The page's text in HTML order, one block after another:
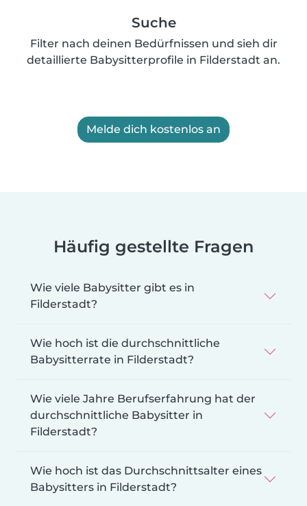
Suche
Filter nach deinen Bedürfnissen und sieh dir
detaillierte Babysitterprofile in Filderstadt an.
Melde dich kostenlos an
Häufig gestellte Fragen
Wie viele Babysitter gibt es in
Filderstadt?
Wie hoch ist die durchschnittliche
Babysitterrate in Filderstadt?
Wie viele Jahre Berufserfahrung hat der
durchschnittliche Babysitter in
Filderstadt?
Wie hoch ist das Durchschnittsalter eines
Babysitters in Filderstadt?